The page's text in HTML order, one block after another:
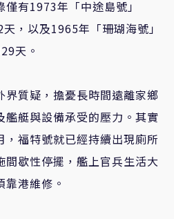
有1973年「中途島號」
，以及1965年「珊瑚海號」
天。
質疑，擔憂長時間遠離家鄉
艦艇與設備承受的壓力。其實
福特號就已經持續出現廁所
歇性停擺，艦上官兵生活大
港維修。